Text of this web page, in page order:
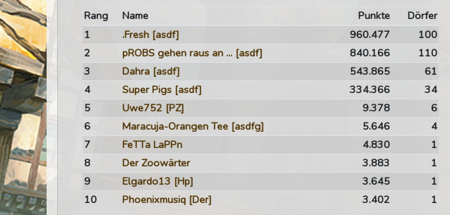
Rang Name Punkte
Dörfer
1
.Fresh [asdf] 960.477
100
2
pROBS gehen raus an ... [asdf] 840.166
110
3
Dahra [asdf] 543.865
61
4
Super Pigs [asdf] 334.366
34
5
Uwe752 [PZ] 9.378
6
6
Maracuja-Orangen Tee [asdfg] 5.646
4
7
FeTTa LaPPn 4.830
1
8
Der Zoowärter 3.883
1
9
Elgardo13 [Hp] 3.645
1
10
Phoenixmusiq [Der] 3.402 1